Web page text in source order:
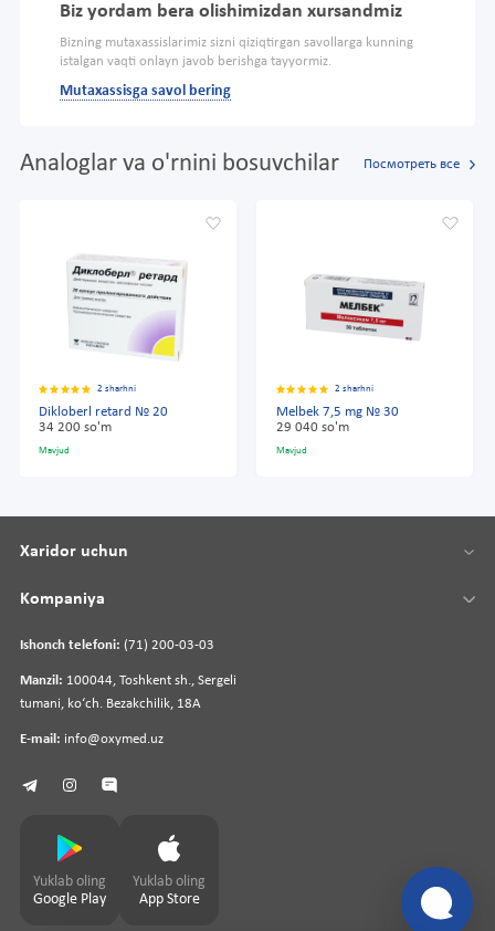
Biz yordam bera olishimizdan xursandmiz
Bizning mutaxassislarimiz sizni qiziqtirgan savollarga kunning
istalgan vaqti onlayn javob berishga tayyormiz.
Mutaxassisga savol bering
Analoglar va o'rnini bosuvchilar Посмотреть все
2 sharhni
Dikloberl retard № 20
34 200 so'm
Mavjud
2 sharhni
Melbek 7,5 mg № 30
29 040 so'm
Mavjud
Ishonch telefoni: (71) 200-03-03
Manzil: 100044, Toshkent sh., Sergeli
tumani, koʻch. Bezakchilik, 18A
E-mail: info@oxymed.uz
Xaridor uchun
Kompaniya
Yuklab oling
Google Play
Yuklab oling
App Store